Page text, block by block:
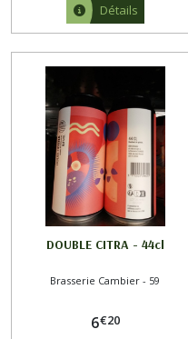
Détails
DOUBLE CITRA - 44cl
Brasserie Cambier - 59
6€20
Brasserie
Fauve
34
(3)
Brasserie
du
Grand
Paris
-
93
Brasserie